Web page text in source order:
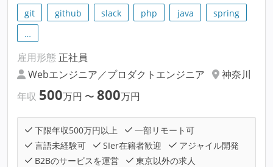
git github slack php java
spring
…
雇用形態 正社員
Webエンジニア／プロダクトエンジニア
神奈川
年収 500万円 〜 800万円
下限年収500万円以上
一部リモート可
言語未経験可
SIer在籍者歓迎
アジャイル開発
B2Bのサービスを運営
東京以外の求人